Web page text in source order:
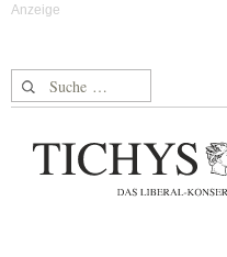
Suche nach: